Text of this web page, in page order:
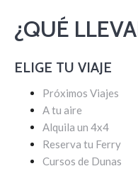
¿QUÉ
ELIGE TU VIAJE
Próximos Viajes
A tu aire
Alquila un 4x4
Reserva tu Ferry
Cursos de Dunas